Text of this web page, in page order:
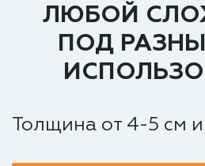
ЛЮБОЙ
ПОД
Толщина от 4-5 см